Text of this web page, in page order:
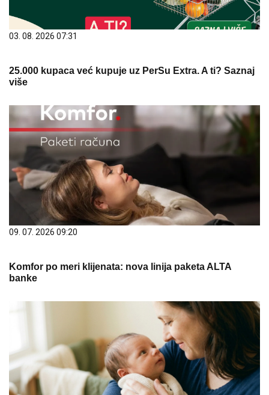
03. 08. 2026 07:31
25.000 kupaca već kupuje uz PerSu Extra. A ti? Saznaj
više
09. 07. 2026 09:20
Komfor po meri klijenata: nova linija paketa ALTA
banke